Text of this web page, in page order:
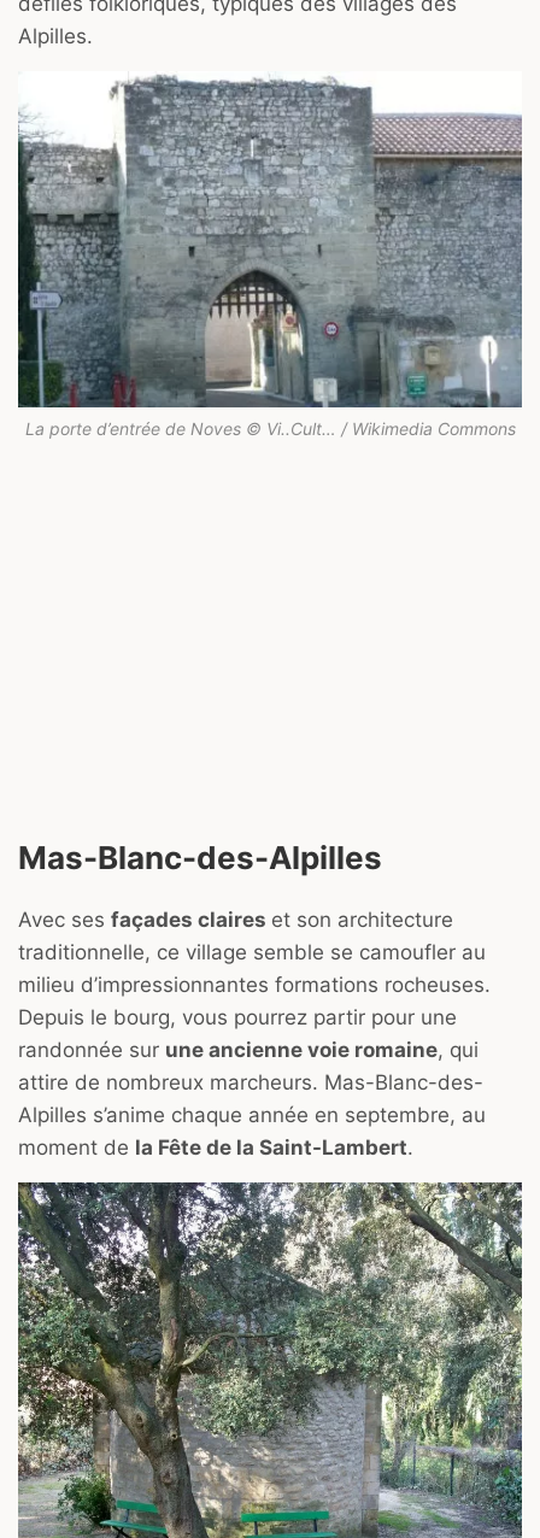
Alpilles.
La porte d’entrée de Noves © Vi..Cult… / Wikimedia Commons
Mas-Blanc-des-Alpilles
Avec ses façades claires et son architecture
traditionnelle, ce village semble se camoufler au
milieu d’impressionnantes formations rocheuses.
Depuis le bourg, vous pourrez partir pour une
randonnée sur une ancienne voie romaine, qui
attire de nombreux marcheurs. Mas-Blanc-des-
Alpilles s’anime chaque année en septembre, au
moment de la Fête de la Saint-Lambert.